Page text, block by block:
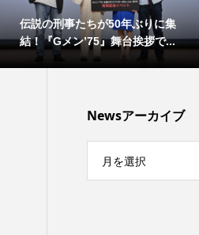
伝説の刑事たちが50年ぶりに集
結！『Gメン’75』舞台挨拶で...
Newsアーカイブ
月を選択